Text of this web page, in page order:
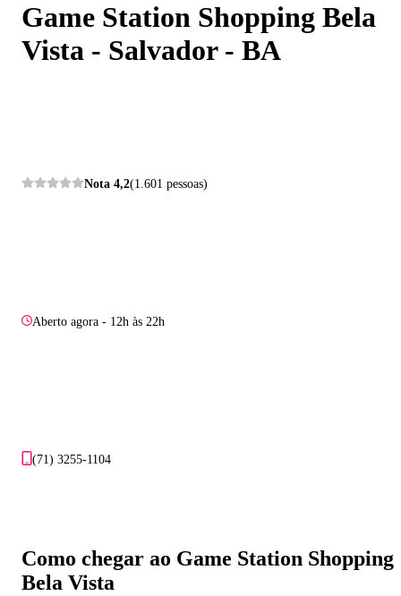
Game Station Shopping Bela
Vista - Salvador - BA
Nota 4,2(1.601 pessoas)
Aberto agora - 12h às 22h
(71) 3255-1104
Como chegar ao Game Station Shopping
Bela Vista